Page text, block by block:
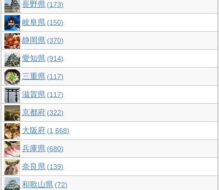
長野県 173
岐阜県 150
静岡県 370
愛知県 914
三重県 117
滋賀県 117
京都府 322
大阪府 1,668
兵庫県 680
奈良県 139
和歌山県 72